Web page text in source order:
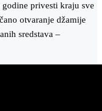
privesti kraju sve
otvaranje džamije
sredstava –